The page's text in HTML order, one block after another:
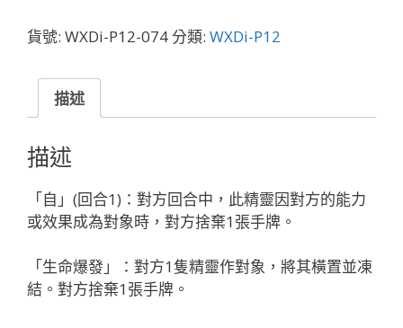
羅
ホ
プ
ダ
イ
ヤ//
デ
ィ
ソ
ナ
「藍
貨號: WXDi-P12-074分類: WXDi-P12
描述
描述
「自」(回合1)：對方回合中，此精靈因對方的能力
或效果成為對象時，對方捨棄1張手牌。
「生命爆發」：對方1隻精靈作對象，將其橫置並凍
結。對方捨棄1張手牌。